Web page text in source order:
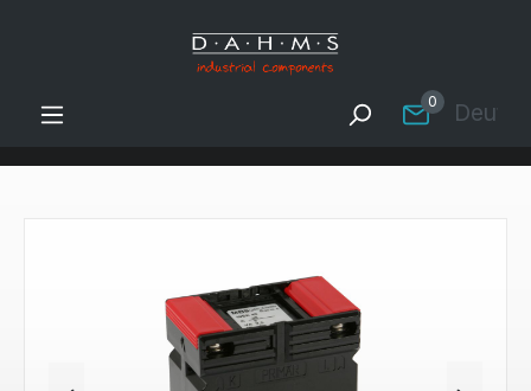
Zum Hauptinhalt springen
0
Bildergalerie überspringen